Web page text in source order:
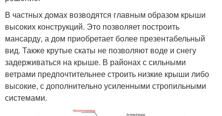
В частных домах возводятся главным образом крыши
высоких конструкций. Это позволяет построить
мансарду, а дом приобретает более презентабельный
вид. Также крутые скаты не позволяют воде и снегу
задерживаться на крыше. В районах с сильными
ветрами предпочтительнее строить низкие крыши либо
высокие, с дополнительно усиленными стропильными
системами.